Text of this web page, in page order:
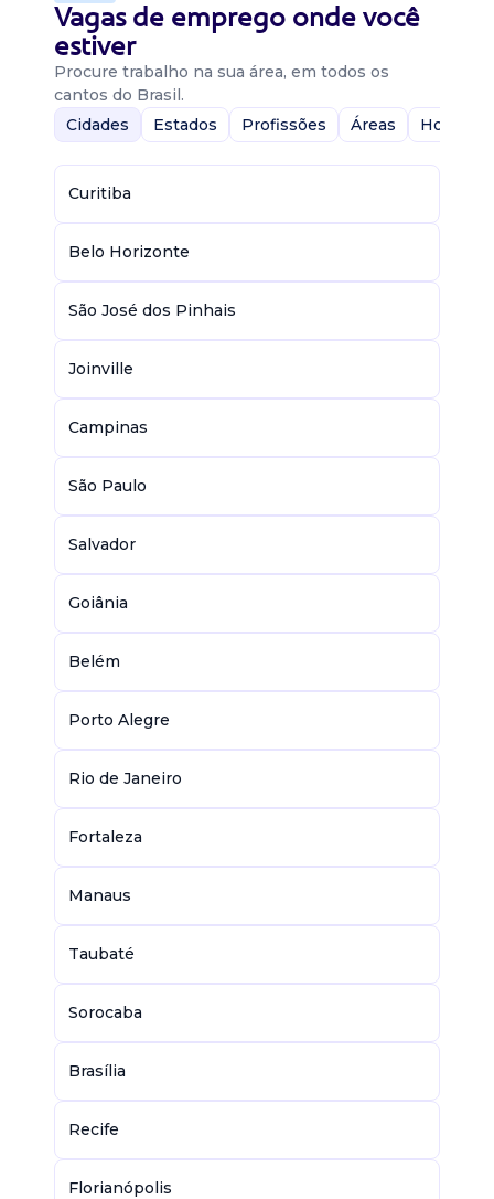
Vagas de emprego onde você
estiver
Procure trabalho na sua área, em todos os
cantos do Brasil.
Cidades
Estados Profissões Áreas Home-
Curitiba
Belo Horizonte
São José dos Pinhais
Joinville
Campinas
São Paulo
Salvador
Goiânia
Belém
Porto Alegre
Rio de Janeiro
Fortaleza
Manaus
Taubaté
Sorocaba
Brasília
Recife
Florianópolis